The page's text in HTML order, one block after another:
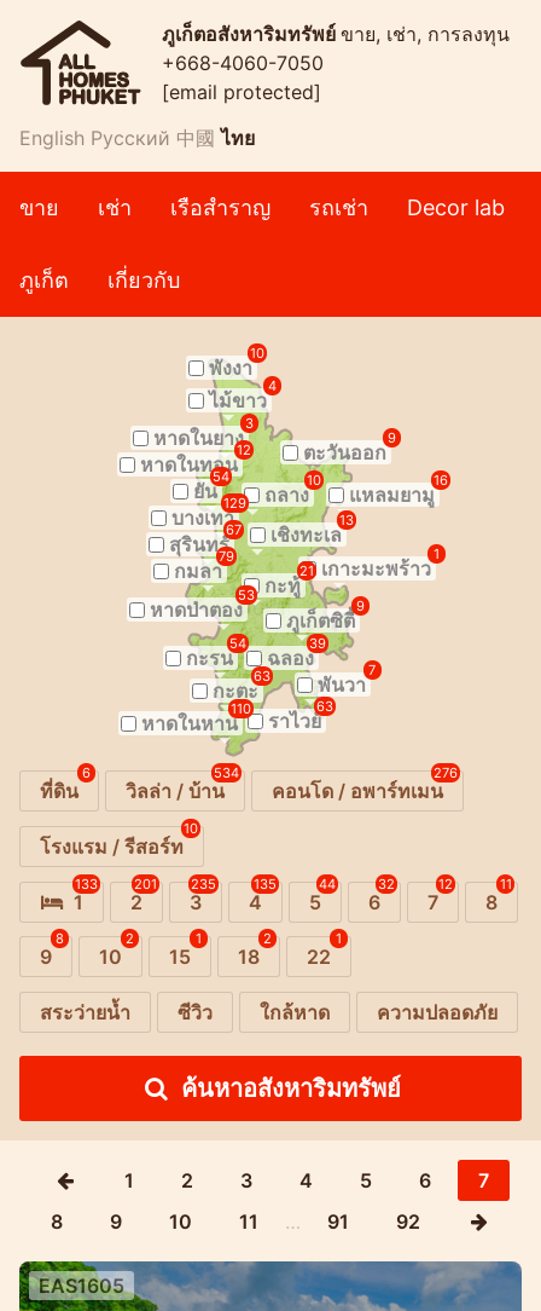
ภูเก็ตอสังหาริมทรัพย์ ขาย, เช่า, การลงทุน
+668-4060-7050
[email protected]
English Русский 中國 ไทย
ขาย เช่า เรือสำราญ รถเช่า Decor lab
ภูเก็ต เกี่ยวกับ
พังงา
10
ไม้ขาว
4
หาดในยาง
3
ตะวันออก
9
หาดในทอน
12
ยัน
54
ถลาง
10
บางเทา
129 แหลมยามู
16
เชิงทะเล
13
สุรินทร์
67
กมลา
79 เกาะมะพร้าว
1
กะทู้
21
หาดป่าตอง
53
ภูเก็ตซิตี้
9
ฉลอง
39
กะรน
54
พันวา
7
กะตะ
63
ราไวย์
63
หาดในหาน
110
ที่ดิน
6
วิลล่า / บ้าน
534
คอนโด / อพาร์ทเมน
276
โรงแรม / รีสอร์ท
10
1
133
2
201
3
235
4
135
5
44
6
32
7
12
8
11
9
8
10
2
15
1
18
2
22
1
สระว่ายน้ำ ซีวิว ใกล้หาด ความปลอดภัย
ค้นหาอสังหาริมทรัพย์
1 2 3 4 5 6
7
8
9 10 11 … 91 92
EAS1605